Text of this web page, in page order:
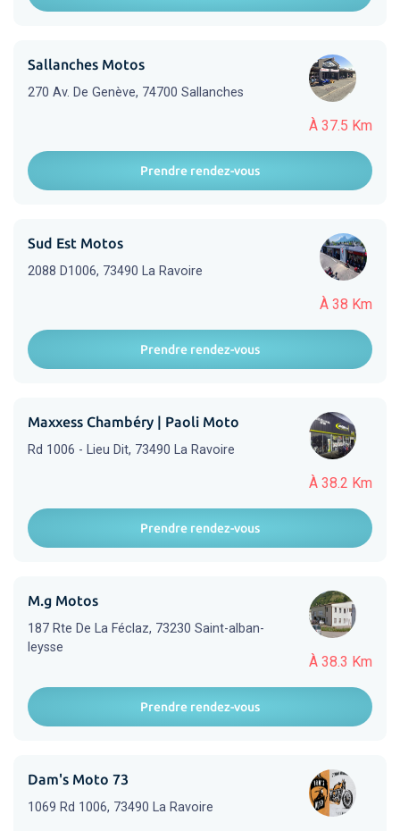
À 37.5 Km
Sallanches Motos
270 Av. De Genève, 74700 Sallanches
Prendre rendez-vous
À 38 Km
Sud Est Motos
2088 D1006, 73490 La Ravoire
Prendre rendez-vous
À 38.2 Km
Maxxess Chambéry | Paoli Moto
Rd 1006 - Lieu Dit, 73490 La Ravoire
Prendre rendez-vous
À 38.3 Km
M.g Motos
187 Rte De La Féclaz, 73230 Saint-alban-
leysse
Prendre rendez-vous
Dam's Moto 73
1069 Rd 1006, 73490 La Ravoire